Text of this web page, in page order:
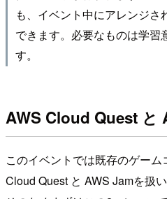
も、イベント中にアレンジ
できます。必要なものは学
す。
AWS Cloud Quest と
このイベントでは既存のゲー
Cloud Quest と AWS Jamを扱い